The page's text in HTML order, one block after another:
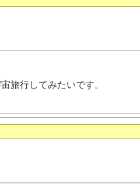
旅行してみたいです。